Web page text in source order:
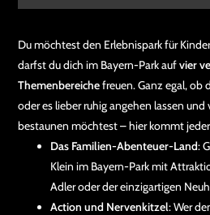
Du möchtest den Erlebnispark für
darfst du dich im Bayern-Park aufvier
Themenbereichefreuen. Ganz egal, ob
oder es lieber ruhig angehen lassen und
bestaunen möchtest – hier kommt
Das Familien-Abenteuer-Land:
Klein im Bayern-Park mit
Adler oder der einzigartigen
Action und Nervenkitzel: Wer